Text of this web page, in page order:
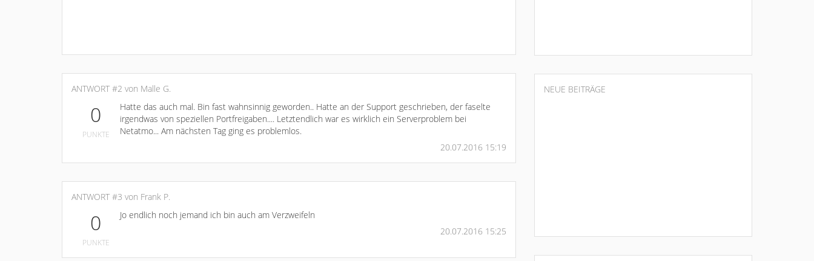
ANTWORT #2 von Malle G.
0
PUNKTE
Hatte das auch mal. Bin fast wahnsinnig geworden.. Hatte an der Support geschrieben, der faselte
irgendwas von speziellen Portfreigaben.... Letztendlich war es wirklich ein Serverproblem bei
Netatmo... Am nächsten Tag ging es problemlos.
20.07.2016 15:19
ANTWORT #3 von Frank P.
0
PUNKTE
Jo endlich noch jemand ich bin auch am Verzweifeln
20.07.2016 15:25
NEUE BEITRÄGE